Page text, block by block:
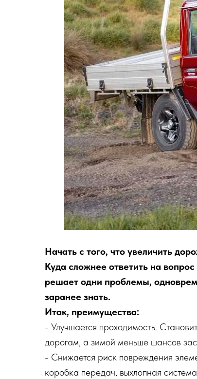
Начать с того, что увеличить
Куда сложнее ответить на
решает одни проблемы,
заранее знать.
Итак, преимущества:
- Улучшается проходимость.
дорогам, а зимой меньше шансов
- Снижается риск повреждения
коробка передач, выхлопная